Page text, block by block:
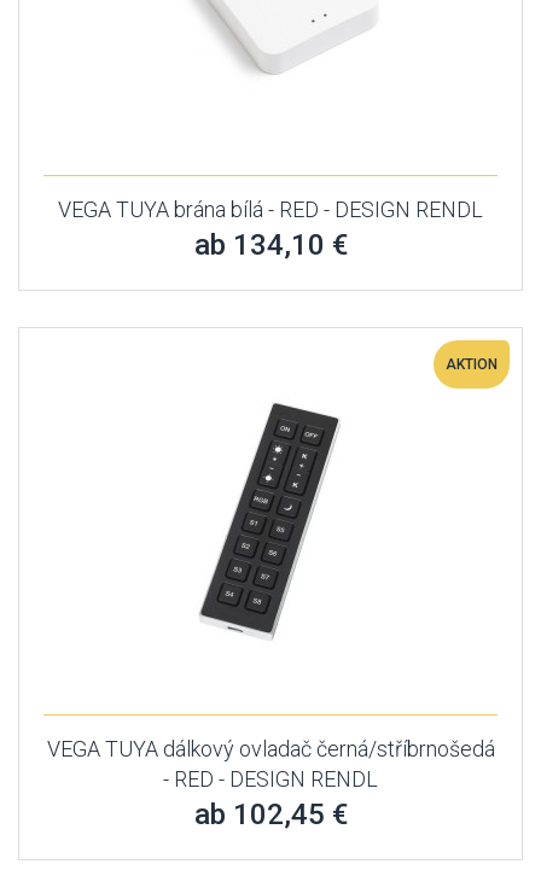
VEGA TUYA brána bílá - RED - DESIGN RENDL
ab 134,10 €
AKTION
VEGA TUYA dálkový ovladač černá/stříbrnošedá
- RED - DESIGN RENDL
ab 102,45 €